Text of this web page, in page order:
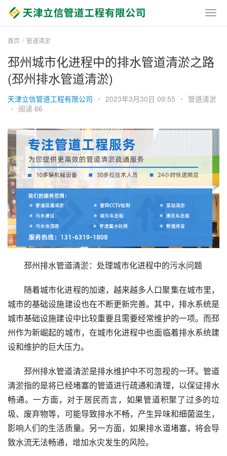
首页 管道清淤
邳州城市化进程中的排水管道清淤之路
(邳州排水管道清淤)
天津立信管道工程有限公司 • 2023年3月30日 09:55 • 管道清淤
• 阅读 66
邳州排水管道清淤：处理城市化进程中的污水问题
随着城市化进程的加速，越来越多人口聚集在城市里，
城市的基础设施建设也在不断更新完善。其中，排水系统是
城市基础设施建设中比较重要且需要经常维护的一项。而邳
州作为新崛起的城市，在城市化进程中也面临着排水系统建
设和维护的巨大压力。
邳州排水管道清淤是排水维护中不可忽视的一环。管道
清淤指的是将已经堵塞的管道进行疏通和清理，以保证排水
畅通。一方面，对于居民而言，如果管道积聚了过多的垃
圾、废弃物等，可能导致排水不畅，产生异味和细菌滋生，
影响人们的生活质量。另一方面，如果排水道堵塞，将会导
致水流无法畅通，增加水灾发生的风险。